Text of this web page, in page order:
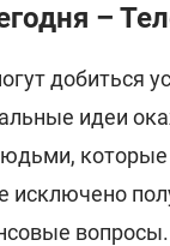
–
добиться
идеи
исключено